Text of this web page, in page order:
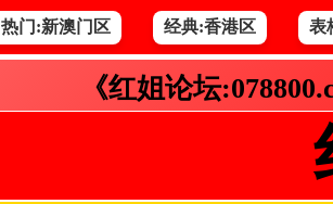
热门:新澳门区 经典:香港区 表
《红姐论坛